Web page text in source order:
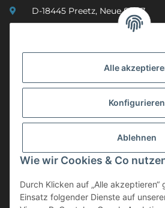
Alle
Konfigurieren
Ablehnen
Wie wir Cookies & Co
Durch Klicken auf „Alle akzeptieren“
Einsatz folgender Dienste auf
D-18445 Preetz, Neue Str. 7
info@mobility-in-harmony.de
Informationen
Back on Track
ZAHLUNGSMETHODEN